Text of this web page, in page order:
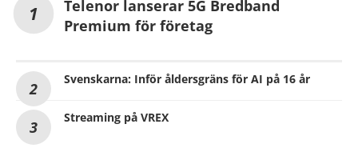
Telenor lanserar 5G Bredband
Premium för företag
Svenskarna: Inför åldersgräns för AI på 16 år
Streaming på VREX